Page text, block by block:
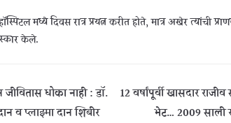
मध्ये दिवस रात्र प्रयत्न करीत होते, मात्र अखेर त्यांची
केले.
धोका नाही : डॉ.
व प्लाझ्मा दान शिबीर
12 वर्षांपूर्वी खासदार
भेट… 2009 साली